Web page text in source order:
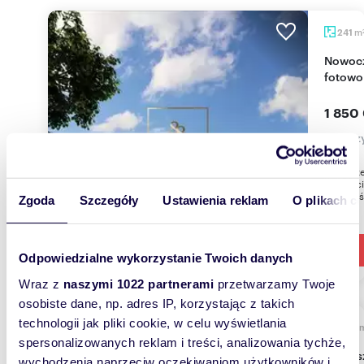
Zgoda Szczegóły Ustawienia reklam O plikach
Odpowiedzialne wykorzystanie Twoich danych
Wraz z naszymi 1022 partnerami przetwarzamy Twoje
osobiste dane, np. adres IP, korzystając z takich
technologii jak pliki cookie, w celu wyświetlania
spersonalizowanych reklam i treści, analizowania tychże,
241 m
Nowoczesny magazyn 241 m² z biurem i
1 850
Do
m².
Zapraszam do obejrzenia magazynu 1279 m² z